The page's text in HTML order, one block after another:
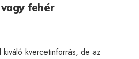
fehér
kiváló kvercetinforrás, de az